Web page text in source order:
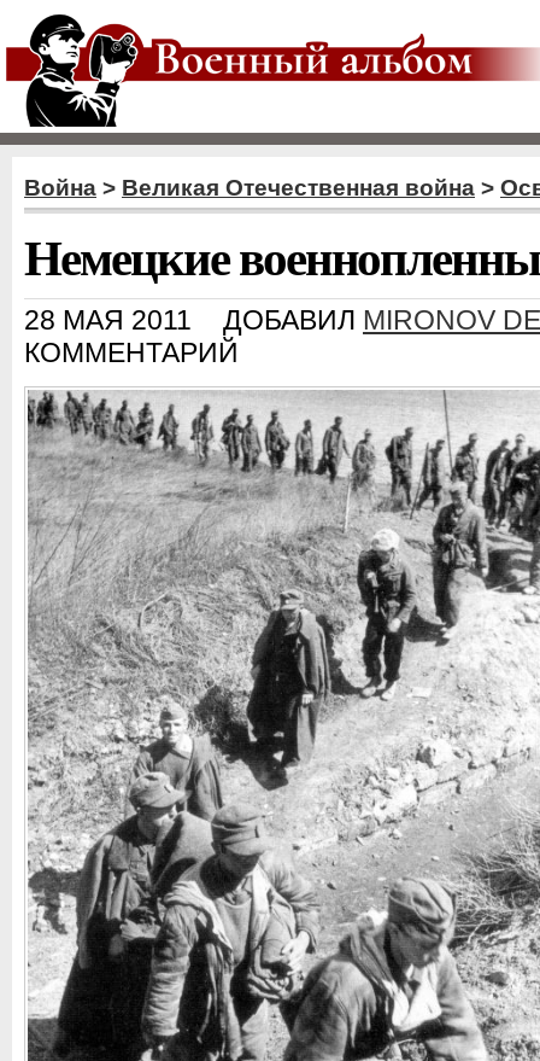
Война > Великая Отечественная война >
Немецкие
28 МАЯ 2011 ДОБАВИЛ MIRONOV
КОММЕНТАРИЙ